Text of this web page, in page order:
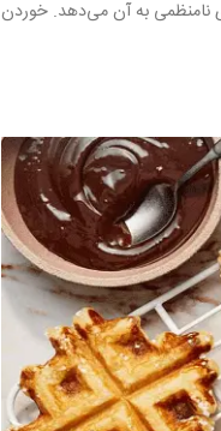
نامنظمی به آن می‌دهد. خوردن